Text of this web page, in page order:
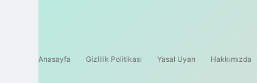
Anasayfa Gizlilik Politikası Yasal Uyarı Hakkımızda